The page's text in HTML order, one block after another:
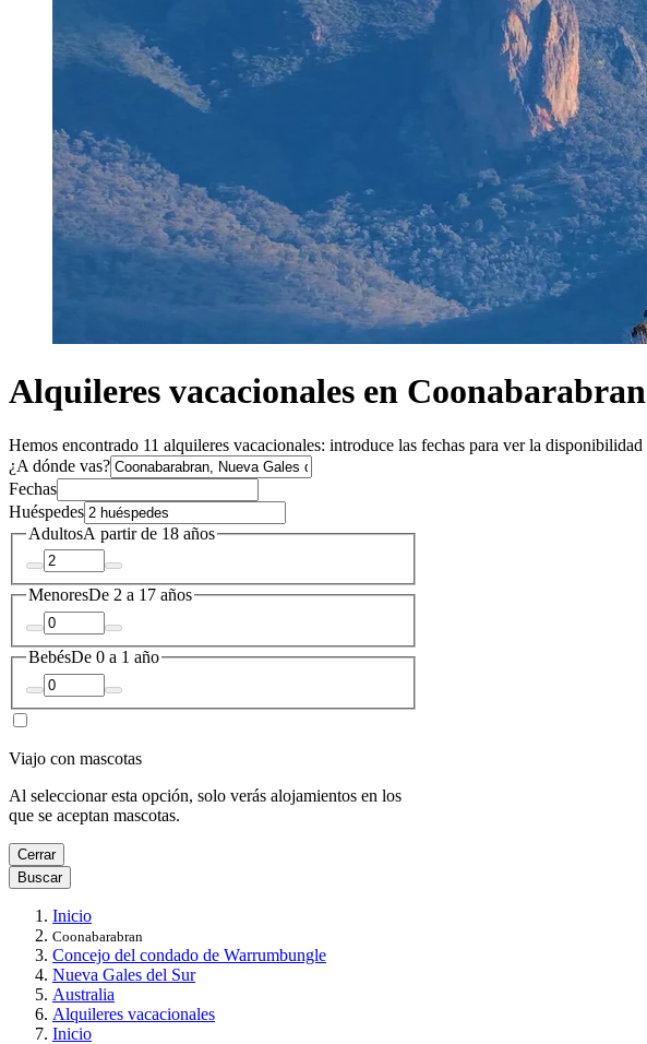
Alquileres vacacionales en Coonabarabran
Hemos encontrado 11 alquileres vacacionales: introduce las fechas para ver la disponibilidad
¿A dónde vas?
Fechas
Huéspedes
AdultosA partir de 18 años
MenoresDe 2 a 17 años
BebésDe 0 a 1 año
Viajo con mascotas
Al seleccionar esta opción, solo verás alojamientos en los
que se aceptan mascotas.
Cerrar
Buscar
Inicio
Coonabarabran
Concejo del condado de Warrumbungle
Nueva Gales del Sur
Australia
Alquileres vacacionales
Inicio